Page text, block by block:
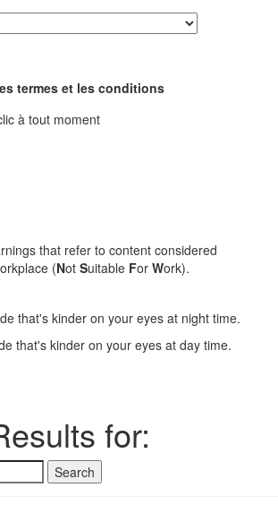
termes et les conditions
à tout moment
that refer to content considered
(Not Suitable For Work).
that's kinder on your eyes at night time.
that's kinder on your eyes at day time.
for:
Search